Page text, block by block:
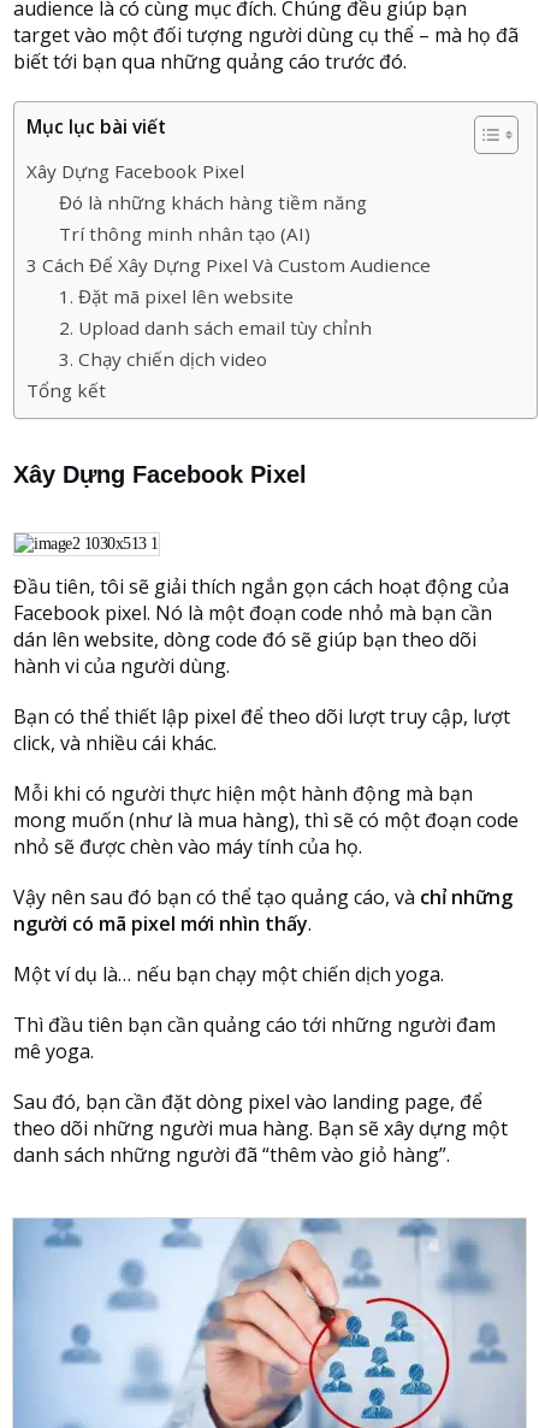
audience là có cùng mục đích. Chúng đều giúp bạn
target vào một đối tượng người dùng cụ thể – mà họ đã
biết tới bạn qua những quảng cáo trước đó.
Mục lục bài viết
Xây Dựng Facebook Pixel
Đó là những khách hàng tiềm năng
Trí thông minh nhân tạo (AI)
3 Cách Để Xây Dựng Pixel Và Custom Audience
1. Đặt mã pixel lên website
2. Upload danh sách email tùy chỉnh
3. Chạy chiến dịch video
Tổng kết
Xây Dựng Facebook Pixel
Đầu tiên, tôi sẽ giải thích ngắn gọn cách hoạt động của
Facebook pixel. Nó là một đoạn code nhỏ mà bạn cần
dán lên website, dòng code đó sẽ giúp bạn theo dõi
hành vi của người dùng.
Bạn có thể thiết lập pixel để theo dõi lượt truy cập, lượt
click, và nhiều cái khác.
Mỗi khi có người thực hiện một hành động mà bạn
mong muốn (như là mua hàng), thì sẽ có một đoạn code
nhỏ sẽ được chèn vào máy tính của họ.
Vậy nên sau đó bạn có thể tạo quảng cáo, và chỉ những
người có mã pixel mới nhìn thấy.
Một ví dụ là… nếu bạn chạy một chiến dịch yoga.
Thì đầu tiên bạn cần quảng cáo tới những người đam
mê yoga.
Sau đó, bạn cần đặt dòng pixel vào landing page, để
theo dõi những người mua hàng. Bạn sẽ xây dựng một
danh sách những người đã “thêm vào giỏ hàng”.